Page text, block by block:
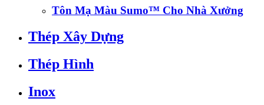
Tôn Mạ Màu Sumo™ Cho Nhà Xưởng
Thép Xây Dựng
Thép Hình
Inox